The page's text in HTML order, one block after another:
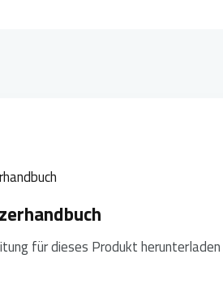
für dieses Produkt herunterladen